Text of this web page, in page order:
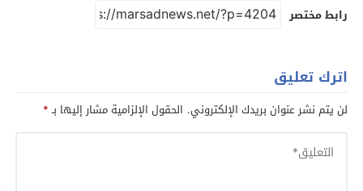
رابط مختصر
اترك تعليق
لن يتم نشر عنوان بريدك الإلكتروني. الحقول الإلزامية مشار إليها بـ*